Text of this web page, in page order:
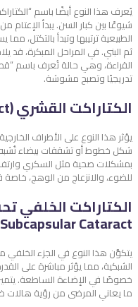
يُعرف هذا النوع أيضًا باسم
شيوعًا بين كبار السن. يبدأ الإعتام
الطبيعية ترتيبها وتبدأ بالتكتل،
ثم البني. في المراحل المبكرة،
القراءة، وهي حالة تُعرف باسم
تدريجيًا وتصبح مشوشة.
الكتاراكت القشري (Cortical Cataract)
يؤثر هذا النوع على الأطراف
شكل خطوط أو تشققات بيضاء تُشبه
بمشكلات صحية مثل السكري
للضوء، والانزعاج من الوهج، خاصة
Subcapsular Cataract)
يتكوَّن هذا النوع في الجزء
الشبكية، مما يؤثر مباشرة على
خصوصًا في الإضاءة الساطعة. يتميز
ما يعاني المرضى من رؤية